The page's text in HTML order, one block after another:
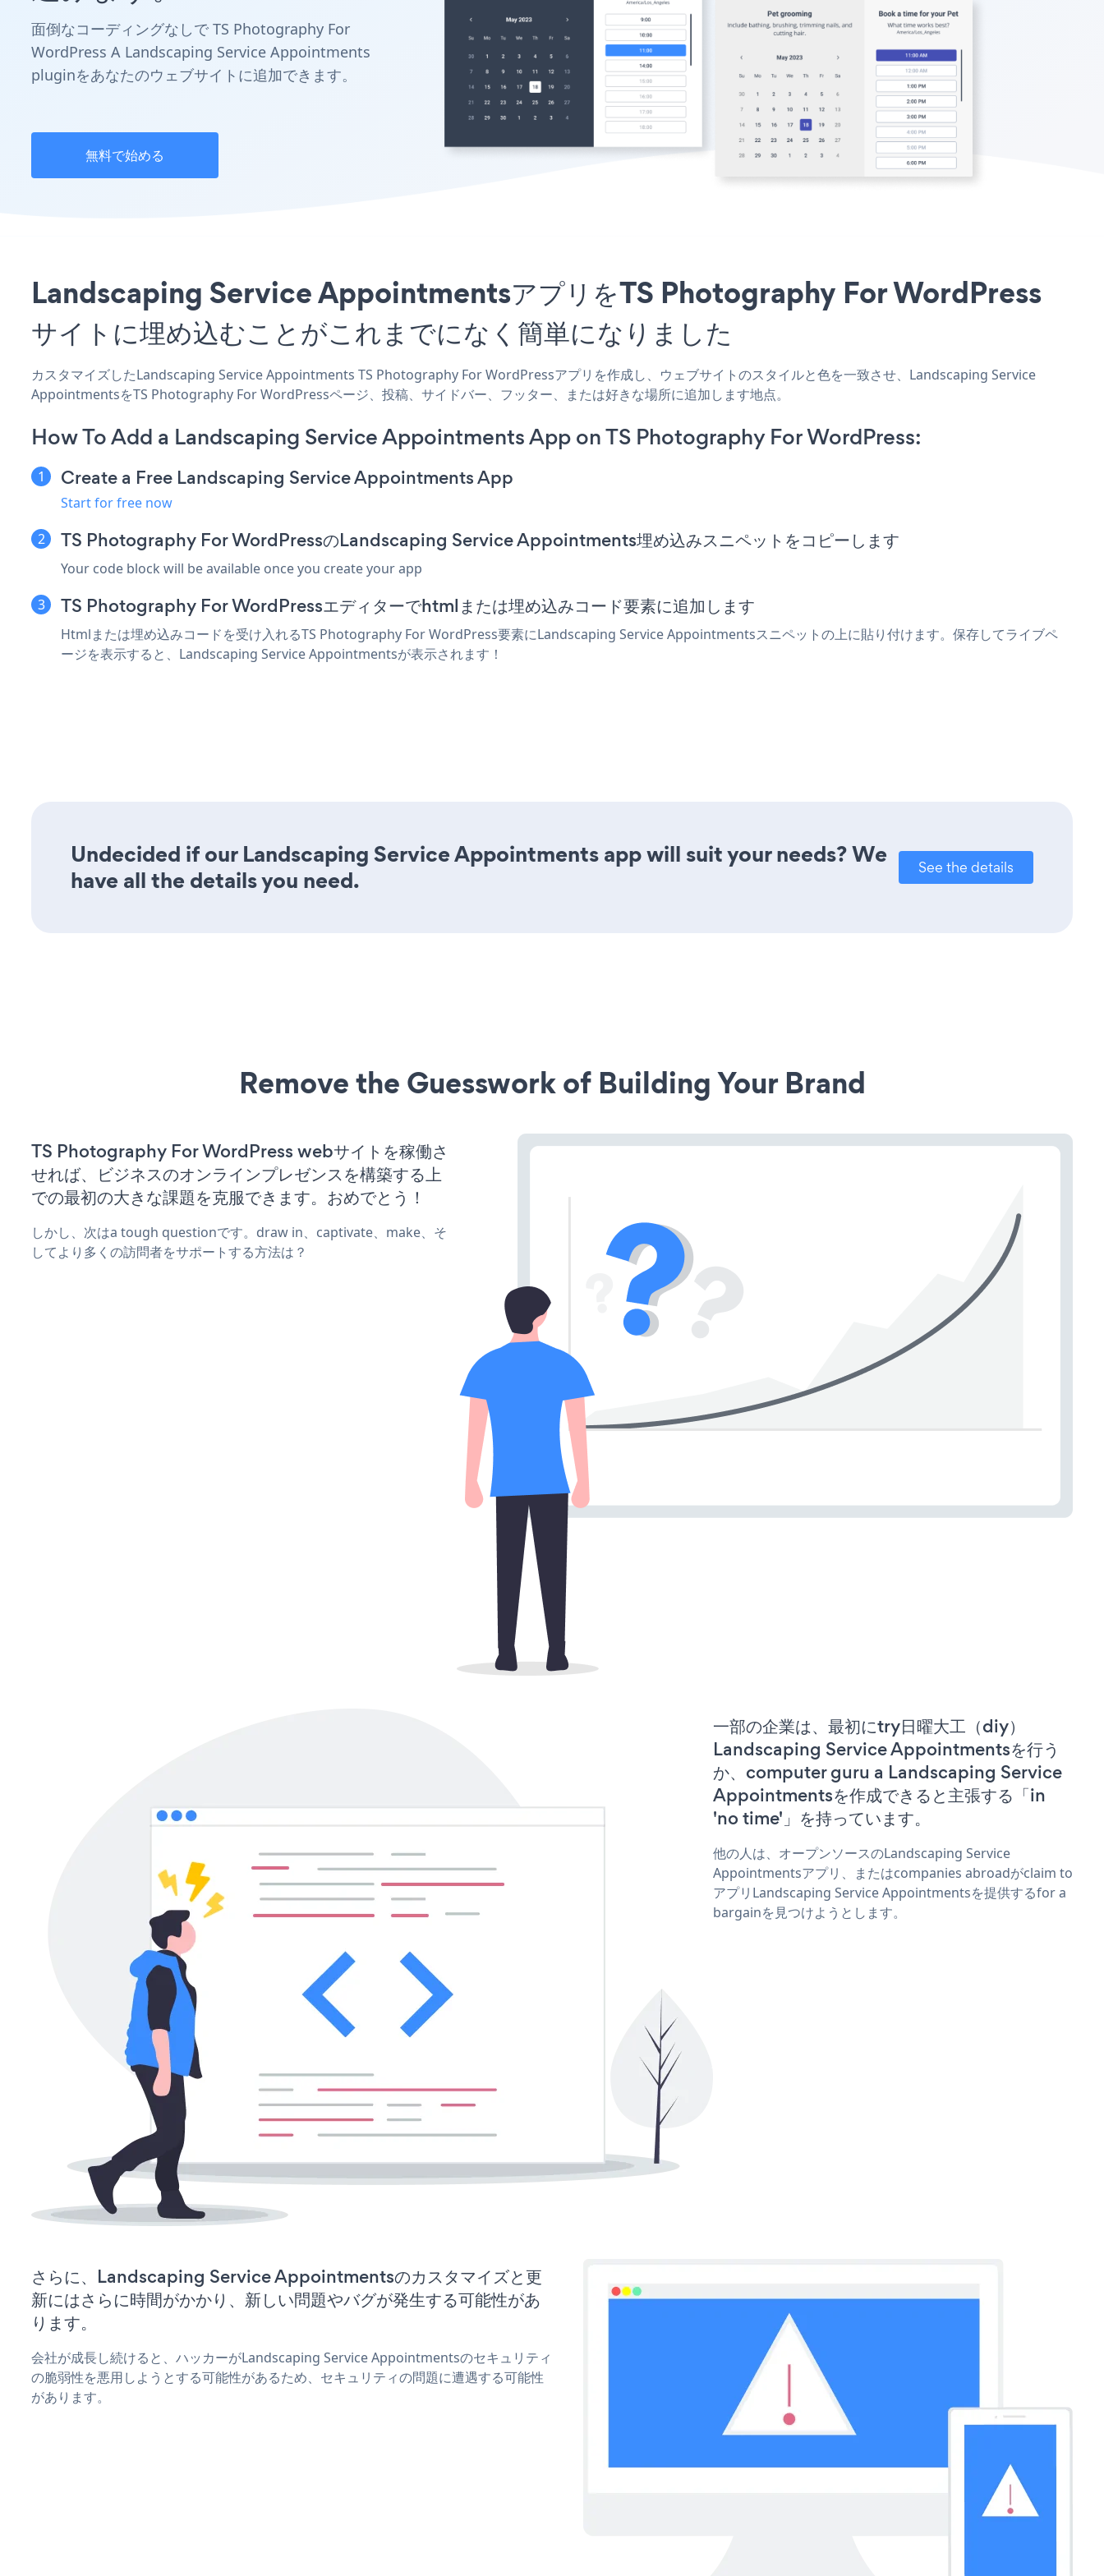
面倒なコーディングなしで TS Photography For
WordPress A Landscaping Service Appointments
pluginをあなたのウェブサイトに追加できます。
無料で始める
Landscaping Service AppointmentsアプリをTS Photography For WordPress
サイトに埋め込むことがこれまでになく簡単になりました
カスタマイズしたLandscaping Service Appointments TS Photography For WordPressアプリを作成し、ウェブサイトのスタイルと色を一致させ、Landscaping Service
AppointmentsをTS Photography For WordPressページ、投稿、サイドバー、フッター、または好きな場所に追加します地点。
How To Add a Landscaping Service Appointments App on TS Photography For WordPress:
Create a Free Landscaping Service Appointments App
Start for free now
TS Photography For WordPressのLandscaping Service Appointments埋め込みスニペットをコピーします
Your code block will be available once you create your app
TS Photography For WordPressエディターでhtmlまたは埋め込みコード要素に追加します
Htmlまたは埋め込みコードを受け入れるTS Photography For WordPress要素にLandscaping Service Appointmentsスニペットの上に貼り付けます。保存してライブペ
ージを表示すると、Landscaping Service Appointmentsが表示されます！
Undecided if our Landscaping Service Appointments app will suit your needs? We
have all the details you need.
See the details
Remove the Guesswork of Building Your Brand
TS Photography For WordPress webサイトを稼働さ
せれば、ビジネスのオンラインプレゼンスを構築する上
での最初の大きな課題を克服できます。おめでとう！
しかし、次はa tough questionです。draw in、captivate、make、そ
してより多くの訪問者をサポートする方法は？
一部の企業は、最初にtry日曜大工（diy）
Landscaping Service Appointmentsを行う
か、computer guru a Landscaping Service
Appointmentsを作成できると主張する「in
'no time'」を持っています。
他の人は、オープンソースのLandscaping Service
Appointmentsアプリ、またはcompanies abroadがclaim to
アプリLandscaping Service Appointmentsを提供するfor a
bargainを見つけようとします。
さらに、Landscaping Service Appointmentsのカスタマイズと更
新にはさらに時間がかかり、新しい問題やバグが発生する可能性があ
ります。
会社が成長し続けると、ハッカーがLandscaping Service Appointmentsのセキュリティ
の脆弱性を悪用しようとする可能性があるため、セキュリティの問題に遭遇する可能性
があります。